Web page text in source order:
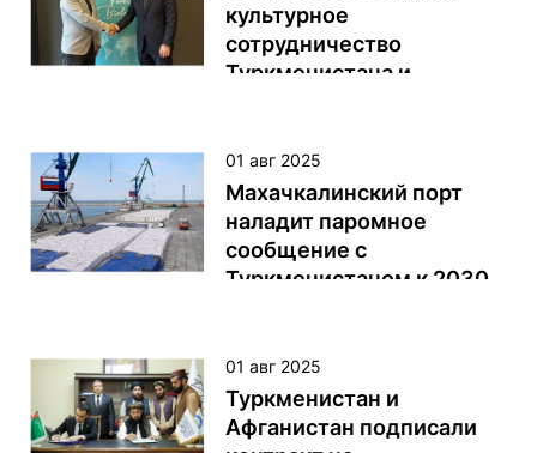
культурное
сотрудничество
Туркменистана и
Посол Туркменистана в
Бельгии Сапар Пальванов
провёл встречу с
координатором
брюссельского отделения
Стороны обсудили пути
расширения культурных
связей и возможности
реализации совместных
01 авг 2025
Махачкалинский порт
наладит паромное
сообщение с
Туркменистаном к 2030
Махачкалинский морской
торговый порт к 2030 году
планирует открыть
01 авг 2025
Туркменистан и
Афганистан подписали